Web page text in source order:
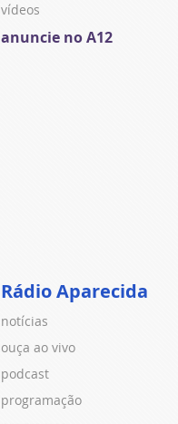
vídeos
anuncie no A12
Rádio Aparecida
notícias
ouça ao vivo
podcast
programação